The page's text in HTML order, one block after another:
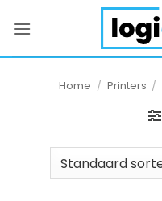
naar
Home / Printers /